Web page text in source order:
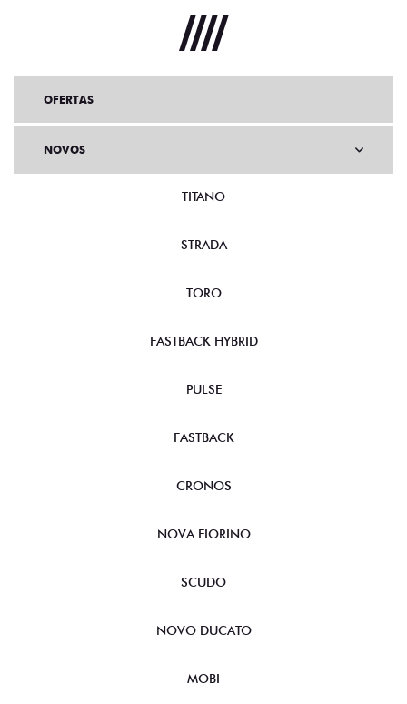
OFERTAS
NOVOS
TITANO
STRADA
TORO
FASTBACK HYBRID
PULSE
FASTBACK
CRONOS
NOVA FIORINO
SCUDO
NOVO DUCATO
MOBI